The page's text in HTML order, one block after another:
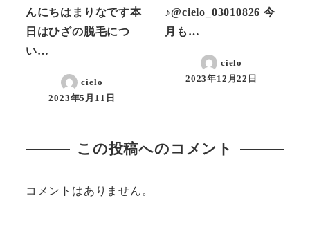
んにちはまりなです本
日はひざの脱毛につ
い…
cielo
投稿日
2023年5月11日
♪@cielo_03010826 今
月も…
cielo
投稿日
2023年12月22日
この投稿へのコメント
コメントはありません。